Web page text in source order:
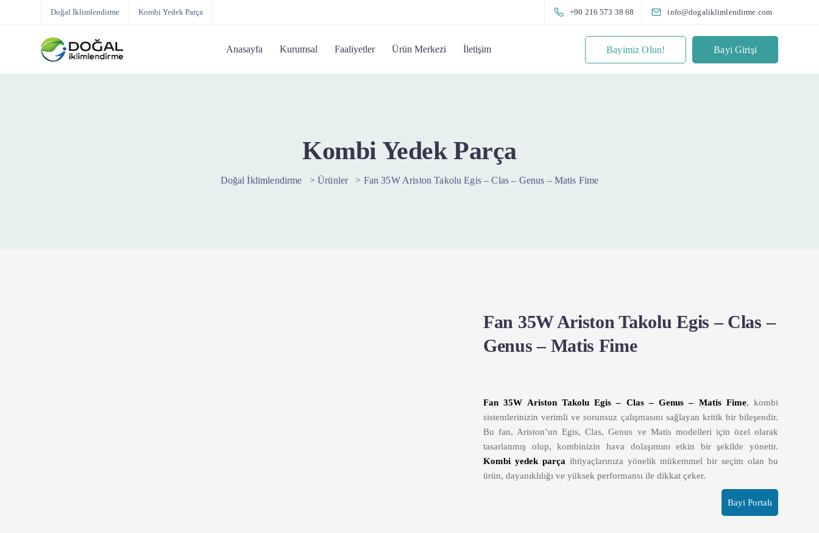
Doğal İklimlendirme Kombi Yedek Parça +90 216 573 38 68 info@dogaliklimlendirme.com
Anasayfa Kurumsal Faaliyetler Ürün Merkezi İletişim Bayimiz Olun! Bayi Girişi
Kombi Yedek Parça
Doğal İklimlendirme >Ürünler > Fan 35W Ariston Takolu Egis – Clas – Genus – Matis Fime
Fan 35W Ariston Takolu Egis – Clas –
Genus – Matis Fime
Fan 35W Ariston Takolu Egis – Clas – Genus – Matis Fime, kombi
sistemlerinizin verimli ve sorunsuz çalışmasını sağlayan kritik bir bileşendir.
Bu fan, Ariston’un Egis, Clas, Genus ve Matis modelleri için özel olarak
tasarlanmış olup, kombinizin hava dolaşımını etkin bir şekilde yönetir.
Kombi yedek parça ihtiyaçlarınıza yönelik mükemmel bir seçim olan bu
ürün, dayanıklılığı ve yüksek performansı ile dikkat çeker.
Bayi Portalı